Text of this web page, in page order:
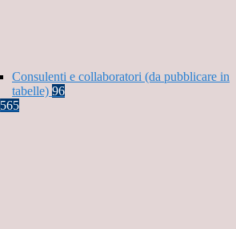
Consulenti e collaboratori (da pubblicare in
tabelle) 96
565